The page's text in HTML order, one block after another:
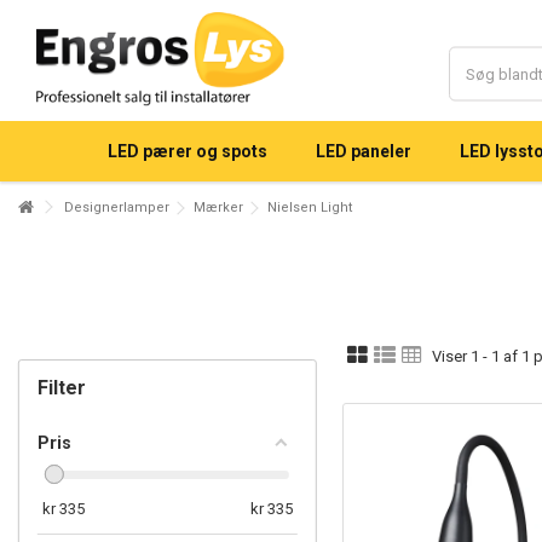
Lorem ipsum dolor sit amet
Lorem ipsum dolor sit amet, consectetur adipisicing elit, sed do eiusmod
magna aliqua. Ut enim ad minim veniam, quis nostrud exercitation
LED pærer og spots LED paneler LED
Designerlamper Mærker Nielsen Light
Viser 1 - 1 af 1
Filter
Pris
kr335 kr335